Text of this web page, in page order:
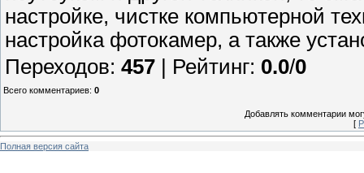
настройке, чистке компьютерной
настройка фотокамер, а также
Переходов: 457 | Рейтинг: 0.0/0
Всего комментариев: 0
Добавлять комментарии
[
Полная версия сайта